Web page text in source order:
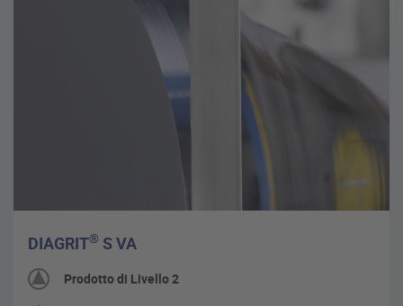
DIAGRIT® S VA
Prodotto di Livello 2